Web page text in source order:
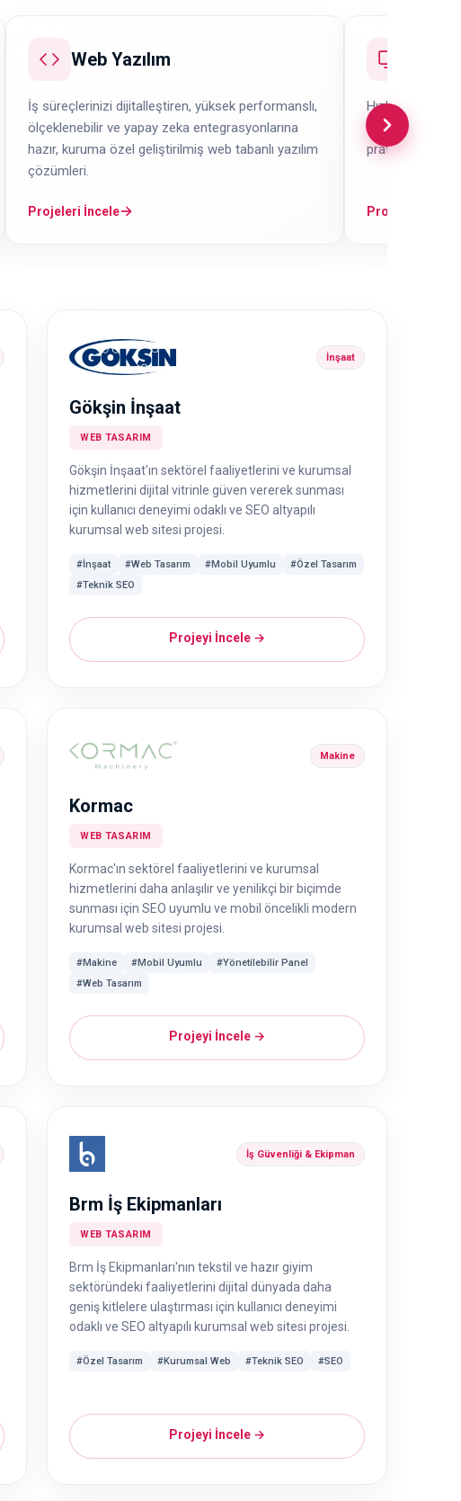
Web Yazılım
İş süreçlerinizi dijitalleştiren, yüksek performanslı,
ölçeklenebilir ve yapay zeka entegrasyonlarına
hazır, kuruma özel geliştirilmiş web tabanlı yazılım
çözümleri.
Projeleri İncele→
Hızlı yayına
uyumlu ve
pratik
Projeleri İncele
İnşaat
Gökşin İnşaat
WEB TASARIM
Gökşin İnşaat'ın sektörel faaliyetlerini ve kurumsal
hizmetlerini dijital vitrinle güven vererek sunması
için kullanıcı deneyimi odaklı ve SEO altyapılı
kurumsal web sitesi projesi.
#İnşaat #Web Tasarım #Mobil Uyumlu
#Özel Tasarım
#Teknik SEO
Projeyi İncele →
Makine
Kormac
WEB TASARIM
Kormac'ın sektörel faaliyetlerini ve kurumsal
hizmetlerini daha anlaşılır ve yenilikçi bir biçimde
sunması için SEO uyumlu ve mobil öncelikli modern
kurumsal web sitesi projesi.
#Makine #Mobil Uyumlu
#Yönetilebilir Panel
#Web Tasarım
Projeyi İncele →
İş Güvenliği & Ekipman
Brm İş Ekipmanları
WEB TASARIM
Brm İş Ekipmanları'nın tekstil ve hazır giyim
sektöründeki faaliyetlerini dijital dünyada daha
geniş kitlelere ulaştırması için kullanıcı deneyimi
odaklı ve SEO altyapılı kurumsal web sitesi projesi.
#Özel Tasarım #Kurumsal Web #Teknik SEO #SEO
Projeyi İncele →